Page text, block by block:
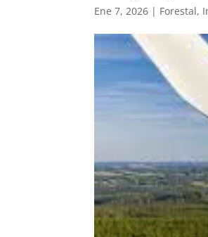
Ene 7, 2026 | Forestal,